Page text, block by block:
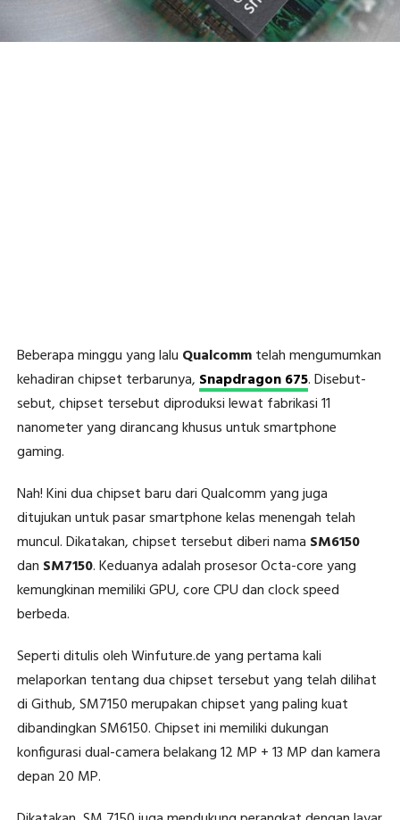
Beberapa minggu yang lalu Qualcommtelah mengumumkan
kehadiran chipset terbarunya, Snapdragon 675. Disebut-
sebut, chipset tersebut diproduksi lewat fabrikasi 11
nanometer yang dirancang khusus untuk smartphone
gaming.
Nah! Kini dua chipset baru dari Qualcomm yang juga
ditujukan untuk pasar smartphone kelas menengah telah
muncul. Dikatakan, chipset tersebut diberi nama SM6150
dan SM7150. Keduanya adalah prosesor Octa-core yang
kemungkinan memiliki GPU, core CPU dan clock speed
berbeda.
Seperti ditulis oleh Winfuture.de yang pertama kali
melaporkan tentang dua chipset tersebut yang telah dilihat
di Github, SM7150 merupakan chipset yang paling kuat
dibandingkan SM6150. Chipset ini memiliki dukungan
konfigurasi dual-camera belakang 12 MP + 13 MP dan kamera
depan 20 MP.